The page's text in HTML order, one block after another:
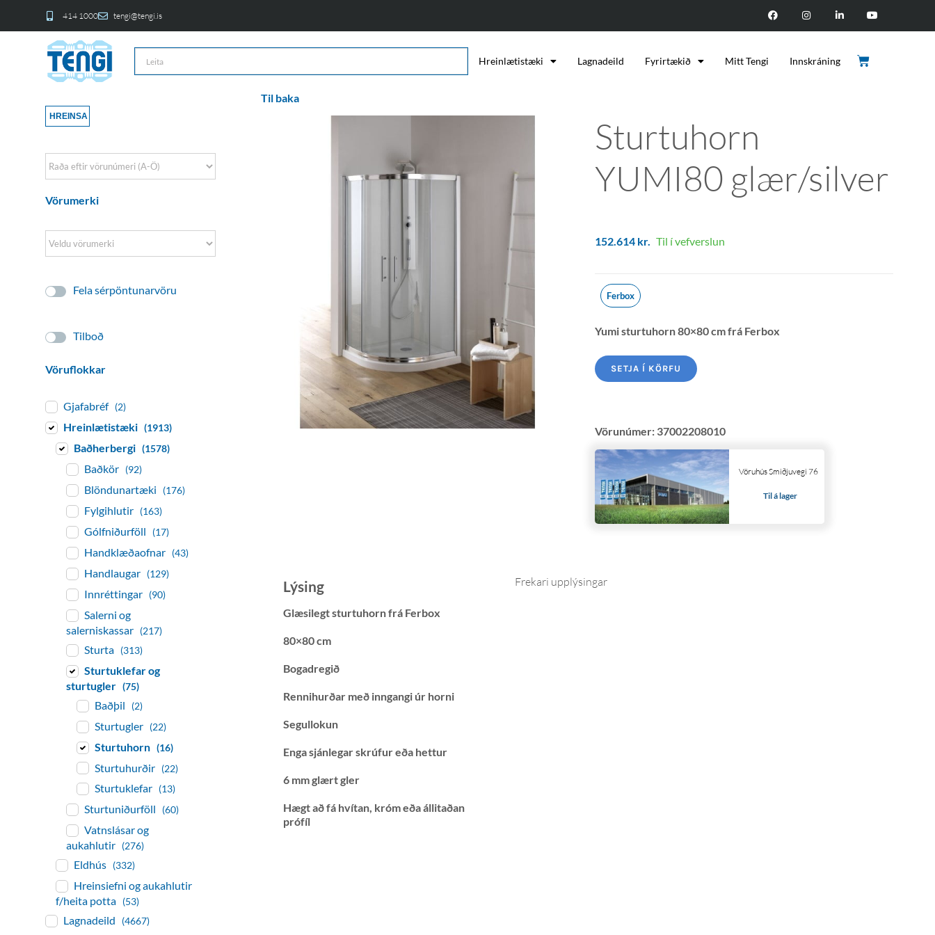
414 1000 tengi@tengi.is
Hreinlætistæki Lagnadeild Fyrirtækið Mitt Tengi Innskráning
Til baka
Sturtuhorn
YUMI80 glær/silver
152.614 kr. Til í vefverslun
Ferbox
Yumi sturtuhorn 80×80 cm frá Ferbox
SETJA Í KÖRFU
Vörunúmer: 37002208010
Vöruhús Smiðjuvegi 76
Til á lager
Lýsing
Glæsilegt sturtuhorn frá Ferbox
80×80 cm
Bogadregið
Rennihurðar með inngangi úr horni
Segullokun
Enga sjánlegar skrúfur eða hettur
6 mm glært gler
Hægt að fá hvítan, króm eða állitaðan
prófíl
Frekari upplýsingar
HREINSA
Sort Products
Vörumerki
Fela sérpöntunarvöru
Tilboð
Vöruflokkar
Gjafabréf (2)
Hreinlætistæki (1913)
Baðherbergi (1578)
Baðkör (92)
Blöndunartæki (176)
Fylgihlutir (163)
Gólfniðurföll (17)
Handklæðaofnar (43)
Handlaugar (129)
Innréttingar (90)
Salerni og
salerniskassar (217)
Sturta (313)
Sturtuklefar og
sturtugler (75)
Baðþil (2)
Sturtugler (22)
Sturtuhorn (16)
Sturtuhurðir (22)
Sturtuklefar (13)
Sturtuniðurföll (60)
Vatnslásar og
aukahlutir (276)
Eldhús (332)
Hreinsiefni og aukahlutir
f/heita potta (53)
Lagnadeild (4667)